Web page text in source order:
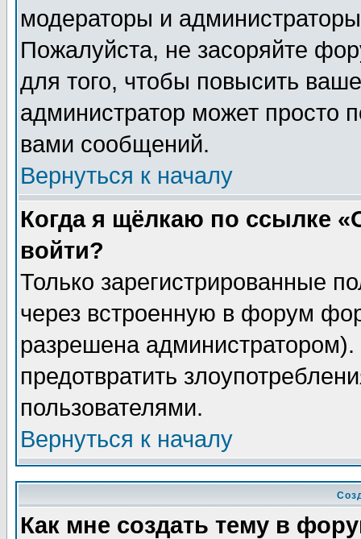
модераторы и
Пожалуйста, не засоряйте
для того, чтобы повысить
администратор может просто
вами сообщений.
Вернуться к началу
Когда я щёлкаю по ссылке
войти?
Только зарегистрированные
через встроенную в форум
разрешена
предотвратить
пользователями.
Вернуться к началу
Как мне создать тему в